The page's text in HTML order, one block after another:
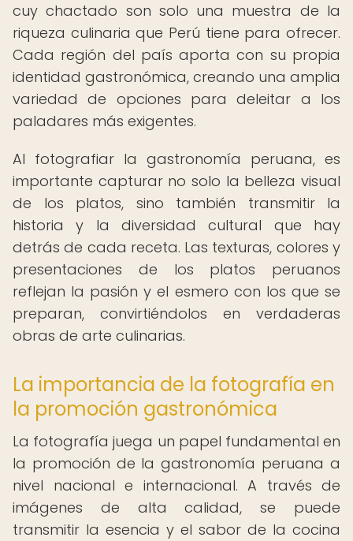
cuy chactado son solo una muestra de la
riqueza culinaria que Perú tiene para ofrecer.
Cada región del país aporta con su propia
identidad gastronómica, creando una amplia
variedad de opciones para deleitar a los
paladares más exigentes.
Al fotografiar la gastronomía peruana, es
importante capturar no solo la belleza visual
de los platos, sino también transmitir la
historia y la diversidad cultural que hay
detrás de cada receta. Las texturas, colores y
presentaciones de los platos peruanos
reflejan la pasión y el esmero con los que se
preparan, convirtiéndolos en verdaderas
obras de arte culinarias.
La importancia de la fotografía en
la promoción gastronómica
La fotografía juega un papel fundamental en
la promoción de la gastronomía peruana a
nivel nacional e internacional. A través de
imágenes de alta calidad, se puede
transmitir la esencia y el sabor de la cocina